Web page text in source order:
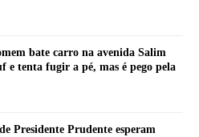
bate carro na avenida Salim
e tenta fugir a pé, mas é pego pela
Presidente Prudente esperam